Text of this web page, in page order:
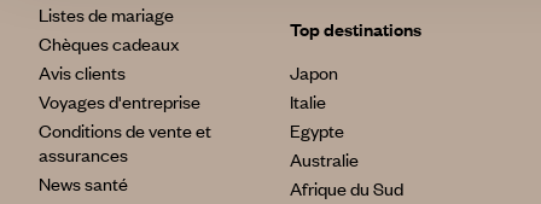
Listes de mariage
Chèques cadeaux
Avis clients
Voyages d'entreprise
Conditions de vente et
assurances
News santé
Top destinations
Japon
Italie
Egypte
Australie
Afrique du Sud